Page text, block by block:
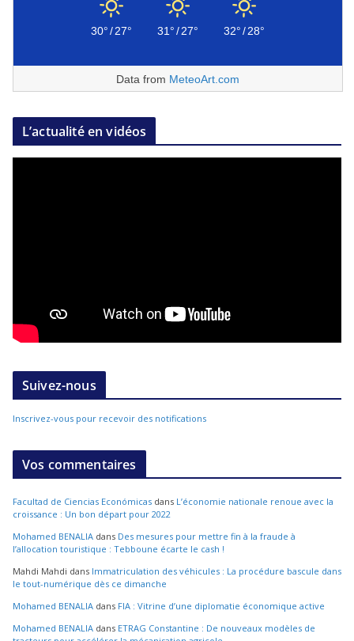
30°/27° 31°/27° 32°/28°
Data from MeteoArt.com
L’actualité en vidéos
Suivez-nous
Inscrivez-vous pour recevoir des notifications
Vos commentaires
Facultad de Ciencias Económicas dans L’économie nationale renoue avec la
croissance : Un bon départ pour 2022
Mohamed BENALIA dans Des mesures pour mettre fin à la fraude à
l’allocation touristique : Tebboune écarte le cash !
Mahdi Mahdi dans Immatriculation des véhicules : La procédure bascule dans
le tout-numérique dès ce dimanche
Mohamed BENALIA dans FIA : Vitrine d’une diplomatie économique active
Mohamed BENALIA dans ETRAG Constantine : De nouveaux modèles de